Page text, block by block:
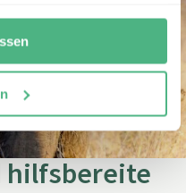
hilfsbereite